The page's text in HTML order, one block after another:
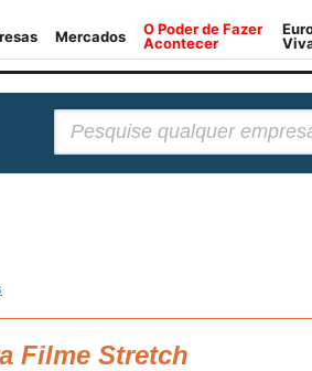
Filme Stretch